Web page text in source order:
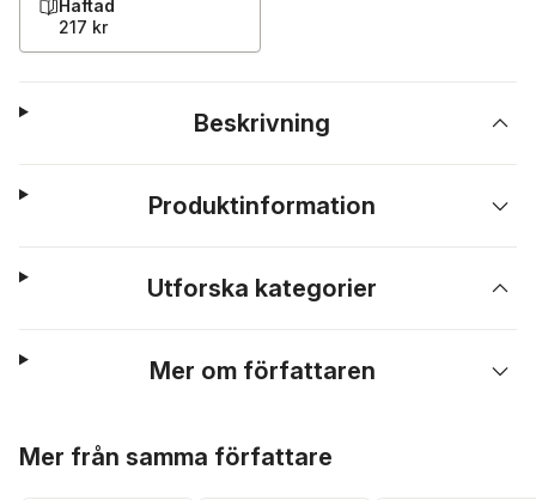
Häftad
217 kr
Beskrivning
Produktinformation
Utforska kategorier
Mer om författaren
Mer från samma författare